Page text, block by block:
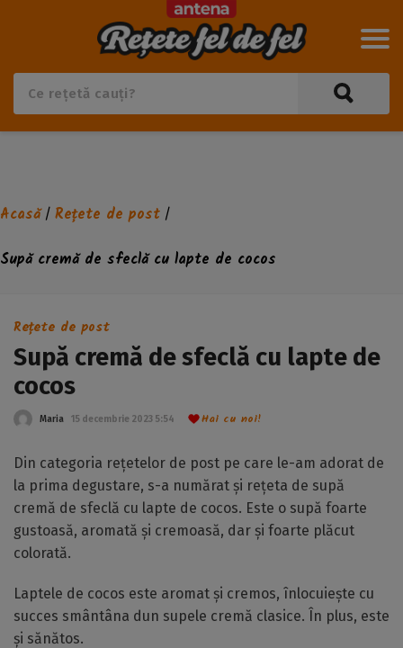
Acasă/ Rețete de post /
Supă cremă de sfeclă cu lapte de cocos
Rețete de post
Supă cremă de sfeclă cu lapte de
cocos
Maria 15 decembrie 2023 5:54 Hai cu noi!
Din categoria rețetelor de post pe care le-am adorat de
la prima degustare, s-a numărat și rețeta de supă
cremă de sfeclă cu lapte de cocos. Este o supă foarte
gustoasă, aromată și cremoasă, dar și foarte plăcut
colorată.
Laptele de cocos este aromat și cremos, înlocuiește cu
succes smântâna dun supele cremă clasice. În plus, este
și sănătos.